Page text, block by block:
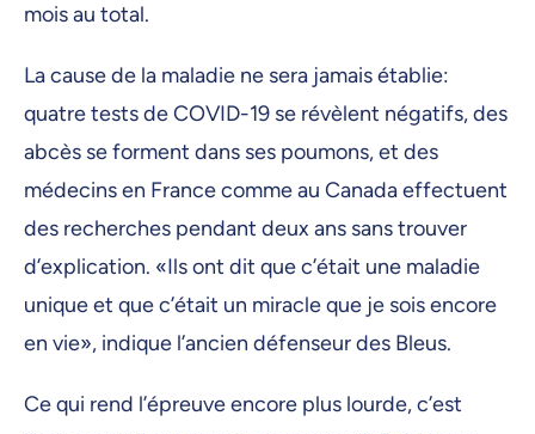
mois au total.
La cause de la maladie ne sera jamais établie:
quatre tests de COVID-19 se révèlent négatifs, des
abcès se forment dans ses poumons, et des
médecins en France comme au Canada effectuent
des recherches pendant deux ans sans trouver
d’explication. «Ils ont dit que c’était une maladie
unique et que c’était un miracle que je sois encore
en vie», indique l’ancien défenseur des Bleus.
Ce qui rend l’épreuve encore plus lourde, c’est